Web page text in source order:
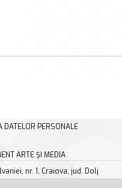
DATELOR PERSONALE
ARTE ȘI MEDIA
nr. 1, Craiova, jud. Dolj